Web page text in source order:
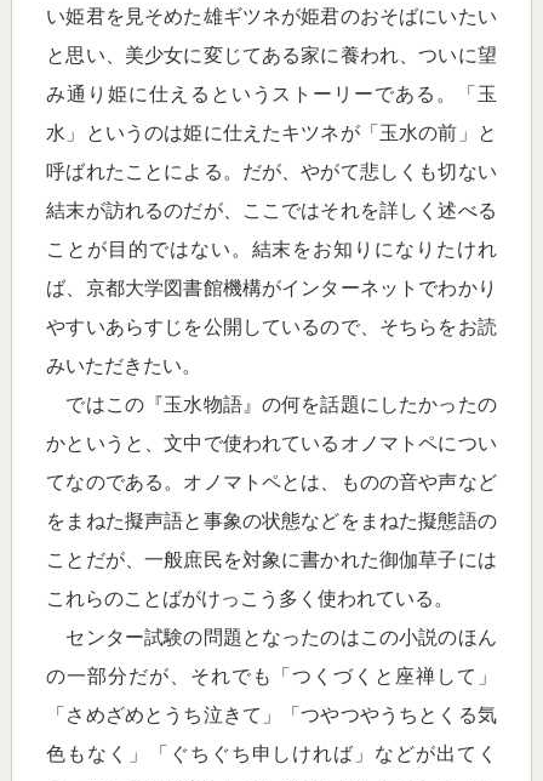
い姫君を見そめた雄ギツネが姫君のおそばにいたい
と思い、美少女に変じてある家に養われ、ついに望
み通り姫に仕えるというストーリーである。「玉
水」というのは姫に仕えたキツネが「玉水の前」と
呼ばれたことによる。だが、やがて悲しくも切ない
結末が訪れるのだが、ここではそれを詳しく述べる
ことが目的ではない。結末をお知りになりたけれ
ば、京都大学図書館機構がインターネットでわかり
やすいあらすじを公開しているので、そちらをお読
みいただきたい。
ではこの『玉水物語』の何を話題にしたかったの
かというと、文中で使われているオノマトペについ
てなのである。オノマトペとは、ものの音や声など
をまねた擬声語と事象の状態などをまねた擬態語の
ことだが、一般庶民を対象に書かれた御伽草子には
これらのことばがけっこう多く使われている。
センター試験の問題となったのはこの小説のほん
の一部分だが、それでも「つくづくと座禅して」
「さめざめとうち泣きて」「つやつやうちとくる気
色もなく」「ぐちぐち申しければ」などが出てく